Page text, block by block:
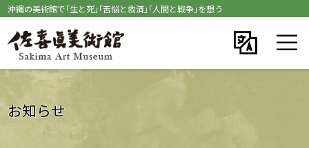
沖縄の美術館で｢生と死｣｢苦悩と救済｣｢人間と戦争｣を想う
お知らせ